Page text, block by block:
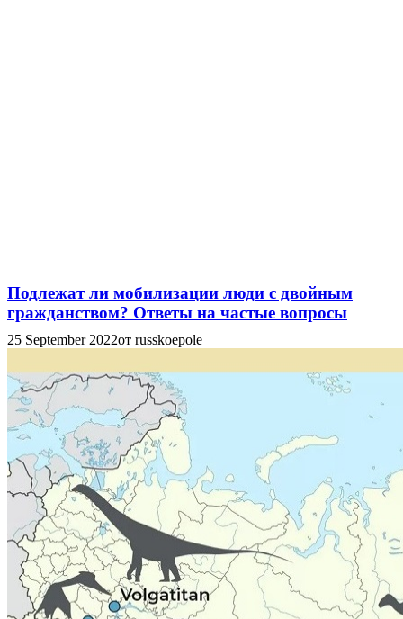
Подлежат ли мобилизации люди с двойным
гражданством? Ответы на частые вопросы
25 September 2022от russkoepole